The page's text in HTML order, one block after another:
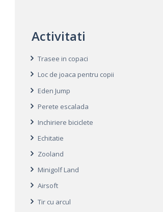
Activitati
Trasee in copaci
Loc de joaca pentru copii
Eden Jump
Perete escalada
Inchiriere biciclete
Echitatie
Zooland
Minigolf Land
Airsoft
Tir cu arcul